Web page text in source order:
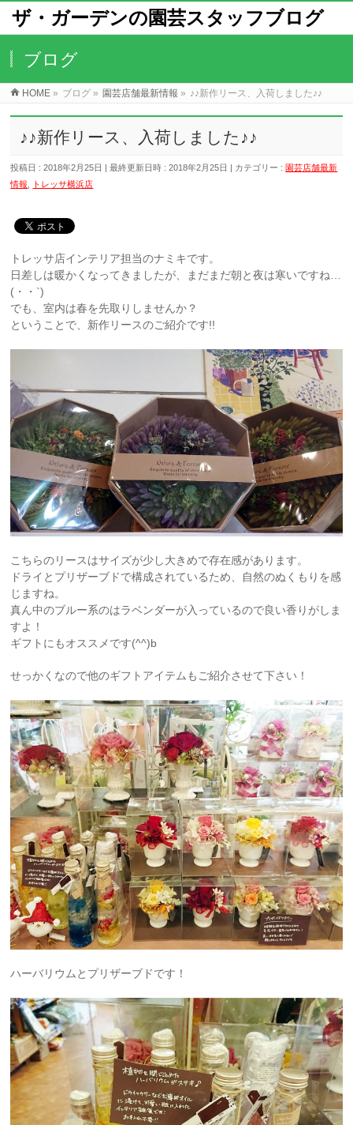
ザ・ガーデンの園芸スタッフブログ
ブログ
HOME » ブログ » 園芸店舗最新情報 » ♪♪新作リース、入荷しました♪♪
♪♪新作リース、入荷しました♪♪
投稿日 : 2018年2月25日 最終更新日時 : 2018年2月25日 カテゴリー :園芸店舗最新
情報
トレッサ横浜店
トレッサ店インテリア担当のナミキです。
日差しは暖かくなってきましたが、まだまだ朝と夜は寒いですね…
(・・`)
でも、室内は春を先取りしませんか？
ということで、新作リースのご紹介です!!
こちらのリースはサイズが少し大きめで存在感があります。
ドライとプリザーブドで構成されているため、自然のぬくもりを感
じますね。
真ん中のブルー系のはラベンダーが入っているので良い香りがしま
すよ！
ギフトにもオススメです(^^)b
せっかくなので他のギフトアイテムもご紹介させて下さい！
ハーバリウムとプリザーブドです！